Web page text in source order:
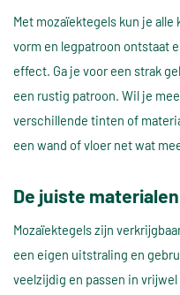
Met mozaïektegels kun je
vorm en legpatroon ontstaat
effect. Ga je voor een strak
een rustig patroon. Wil je
verschillende tinten of
een wand of vloer net wat
De juiste
Mozaïektegels zijn
een eigen uitstraling en
veelzijdig en passen in